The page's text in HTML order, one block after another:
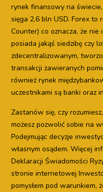
rynek finansowy na
sięga 2,6 bln USD. Forex to
Counter) co oznacza, że nie
posiada jakąś siedzibę czy
zdecentralizowanym,
transakcji zawieranych
również rynek
uczestnikami są banki oraz
Zastanów się, czy
możesz pozwolić sobie na
Podejmując decyzje
własnym osądem. Więcej
Deklaracji Świadomości
stronie internetowej
pomysłem pod warunkiem,